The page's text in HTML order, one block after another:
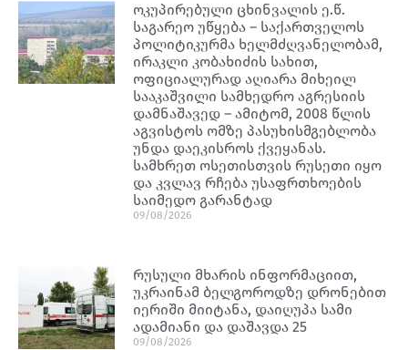
ოკუპირებული ცხინვალის ე.წ.
საგარეო უწყება – საქართველოს
პოლიტიკურმა ხელმძღვანელობამ,
ირაკლი კობახიძის სახით,
ოფიციალურად აღიარა მიხეილ
სააკაშვილი სამხედრო აგრესიის
დამნაშავედ – ამიტომ, 2008 წლის
აგვისტოს ომზე პასუხისმგებლობა
უნდა დაეკისროს ქვეყანას.
სამხრეთ ოსეთისთვის რუსეთი იყო
და კვლავ რჩება უსაფრთხოების
საიმედო გარანტად
09/08/2026
რუსული მხარის ინფორმაციით,
უკრაინამ ბელგოროდზე დრონებით
იერიში მიიტანა, დაიღუპა სამი
ადამიანი და დაშავდა 25
09/08/2026